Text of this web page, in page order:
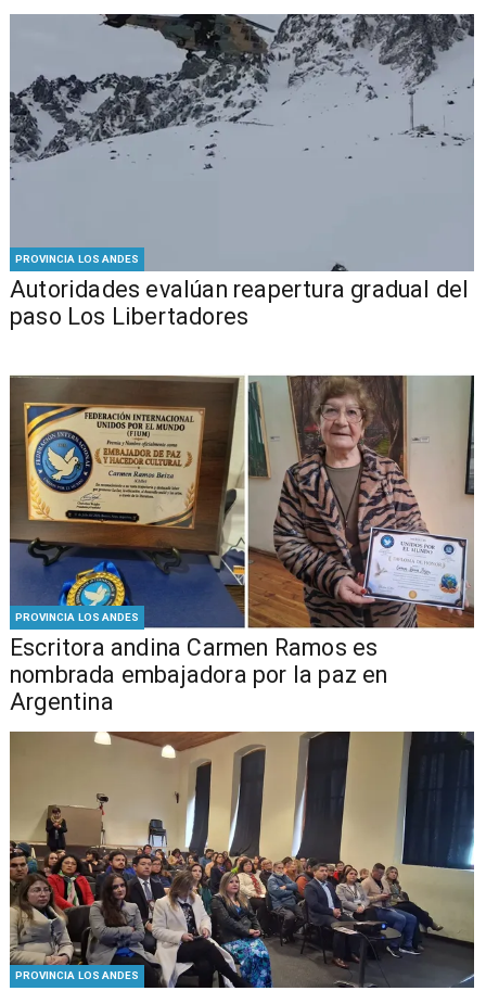
PROVINCIA LOS ANDES
​​Autoridades evalúan reapertura gradual del
paso Los Libertadores
PROVINCIA LOS ANDES
Escritora andina Carmen Ramos es
nombrada embajadora por la paz en
Argentina
PROVINCIA LOS ANDES